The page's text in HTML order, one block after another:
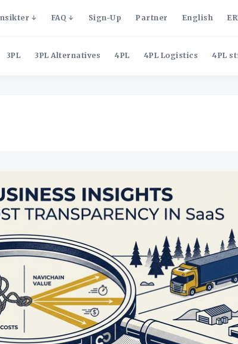
FAQ Sign-Up Partner English
3PL 3PL Alternatives 4PL 4PL Logistics 4PL